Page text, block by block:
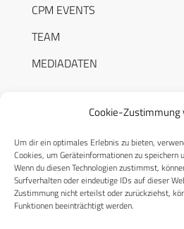
Cookie-Zustimmung
Um dir ein optimales Erlebnis zu bieten,
Cookies, um Geräteinformationen zu speichern
Wenn du diesen Technologien zustimmst,
Surfverhalten oder eindeutige IDs auf dieser
Zustimmung nicht erteilst oder zurückziehst,
Funktionen beeinträchtigt werden.
CPM EVENTS
TEAM
MEDIADATEN
RECHTLICHES
Datenschutzerklärung
Cookie-Richtlinie (EU)